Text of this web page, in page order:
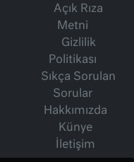
Açık Rıza
Metni
Gizlilik
Politikası
Sıkça Sorulan
Sorular
Hakkımızda
Künye
İletişim